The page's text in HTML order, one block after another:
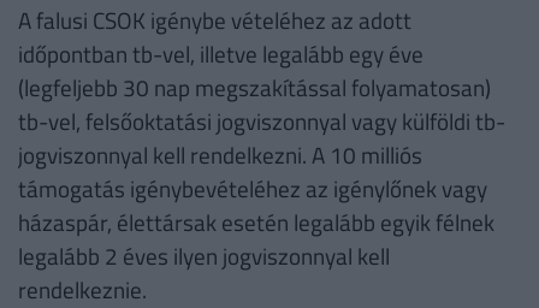
A falusi CSOK igénybe vételéhez az adott
időpontban tb-vel, illetve legalább egy éve
(legfeljebb 30 nap megszakítással folyamatosan)
tb-vel, felsőoktatási jogviszonnyal vagy külföldi tb-
jogviszonnyal kell rendelkezni. A 10 milliós
támogatás igénybevételéhez az igénylőnek vagy
házaspár, élettársak esetén legalább egyik félnek
legalább 2 éves ilyen jogviszonnyal kell
rendelkeznie.